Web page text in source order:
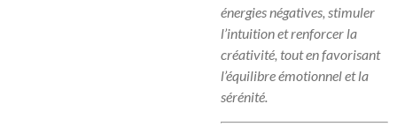
énergies négatives, stimuler
l’intuition et renforcer la
créativité, tout en favorisant
l’équilibre émotionnel et la
sérénité.